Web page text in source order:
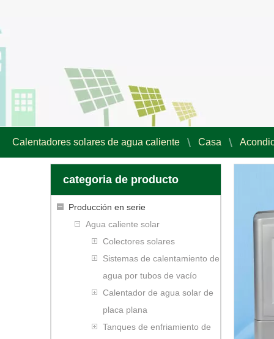
Calentadores solares de agua caliente Casa
categoria de producto
Producción en serie
Agua caliente solar
Colectores solares
Sistemas de calentamiento de
agua por tubos de vacío
Calentador de agua solar de
placa plana
Tanques de enfriamiento de